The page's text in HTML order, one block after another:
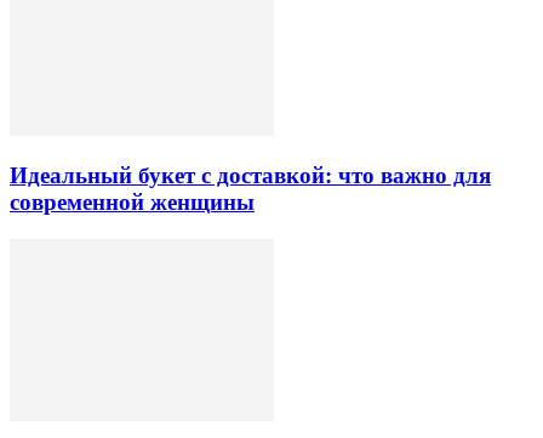
Идеальный букет с доставкой: что важно для
современной женщины